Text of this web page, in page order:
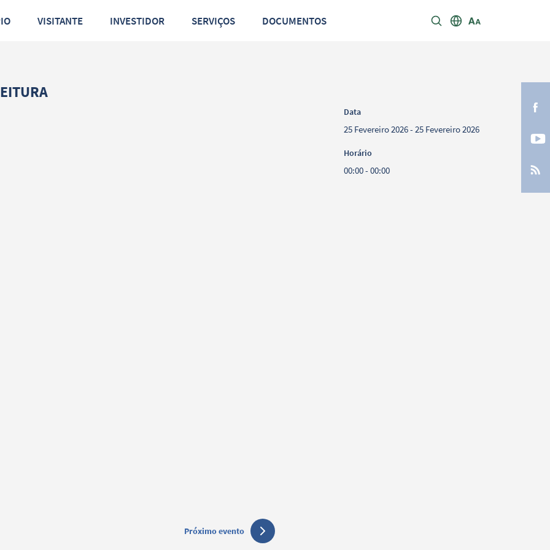
VISITANTE INVESTIDOR SERVIÇOS DOCUMENTOS
Próximo evento
Data
25 Fevereiro 2026 - 25 Fevereiro 2026
Horário
00:00 - 00:00